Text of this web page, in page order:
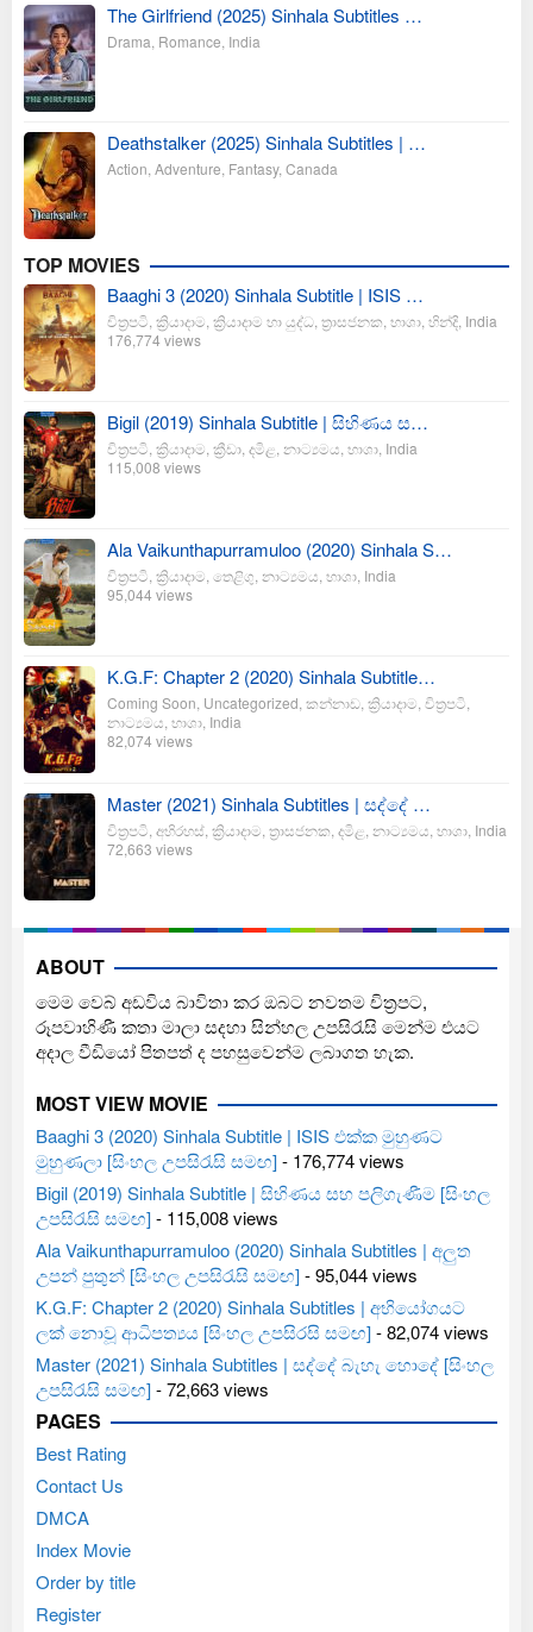
The Girlfriend (2025) Sinhala Subtitles …
Drama Romance India
Deathstalker (2025) Sinhala Subtitles | …
Action Adventure Fantasy, Canada
TOP MOVIES
Baaghi 3 (2020) Sinhala Subtitle | ISIS …
චිත්‍රපටි ක්‍රියාදාම ක්‍රියාදාම හා යුද්ධ ත්‍රාසජනක භාශා හින්දි India
176,774 views
Bigil (2019) Sinhala Subtitle | සිහිණය ස…
චිත්‍රපටි ක්‍රියාදාම ක්‍රීඩා දමිළ නාට්‍යමය භාශා India
115,008 views
Ala Vaikunthapurramuloo (2020) Sinhala S…
චිත්‍රපටි ක්‍රියාදාම තෙළිගු නාට්‍යමය භාශා India
95,044 views
K.G.F: Chapter 2 (2020) Sinhala Subtitle…
Coming Soon Uncategorized කන්නාඩ ක්‍රියාදාම චිත්‍රපටි
නාට්‍යමය භාශා India
82,074 views
Master (2021) Sinhala Subtitles | සද්දේ …
චිත්‍රපටි අභිරහස් ක්‍රියාදාම ත්‍රාසජනක දමිළ නාට්‍යමය භාශා India
72,663 views
ABOUT
මෙම වෙබ් අඩවිය බාවිතා කර ඔබට නවතම චිත්‍රපට,
රූපවාහිණී කතා මාලා සදහා සින්හල උපසිරැසි මෙන්ම එයට
අදාල වීඩියෝ පිතපත් ද පහසුවෙන්ම ලබාගත හැක.
MOST VIEW MOVIE
Baaghi 3 (2020) Sinhala Subtitle | ISIS එක්ක මුහුණට
මුහුණලා [සිංහල උපසිරැසි සමඟ]- 176,774 views
Bigil (2019) Sinhala Subtitle | සිහිණය සහ පලිගැණීම [සිංහල
උපසිරැසි සමඟ]- 115,008 views
Ala Vaikunthapurramuloo (2020) Sinhala Subtitles | අලුත
උපන් පුතුන් [සිංහල උපසිරැසි සමඟ]- 95,044 views
K.G.F: Chapter 2 (2020) Sinhala Subtitles | අභියෝගයට
ලක් නොවූ ආධිපත්‍යය [සිංහල උපසිරසි සමඟ]- 82,074 views
Master (2021) Sinhala Subtitles | සද්දේ බැහැ හොදේ [සිංහල
උපසිරැසි සමඟ]- 72,663 views
PAGES
Best Rating
Contact Us
DMCA
Index Movie
Order by title
Register